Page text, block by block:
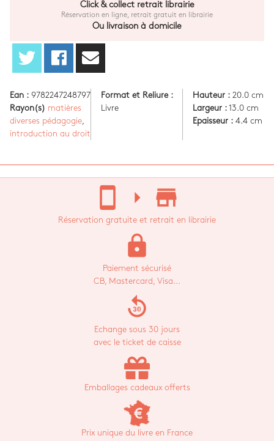
Click & collect retrait librairie
Réservation en ligne, retrait gratuit en librairie
Ou livraison à domicile
Ean : 9782247248797
Rayon(s) matières
diverses pédagogie
introduction au droit
Format et Reliure :
Livre
Hauteur :20.0 cm
Largeur :13.0 cm
Epaisseur :4.4 cm
stay_current_portrait arrow_right store_mall_directory
Réservation gratuite et retrait en librairie
lock
Paiement sécurisé
CB, Mastercard, Visa...
replay_30
Echange sous 30 jours
avec le ticket de caisse
Emballages cadeaux offerts
Prix unique du livre en France